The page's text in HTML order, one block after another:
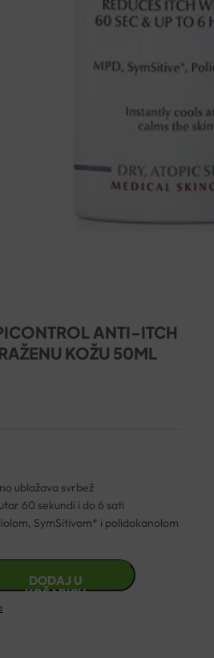
ANTI-ITCH
KOŽU 50ML
ublažava svrbež
60 sekundi i do 6 sati
SymSitivom* i polidokanolom
DODAJ U
KOŠARICU